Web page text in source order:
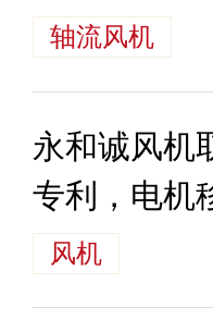
轴流风机
永和诚风机
专利，电机
风机